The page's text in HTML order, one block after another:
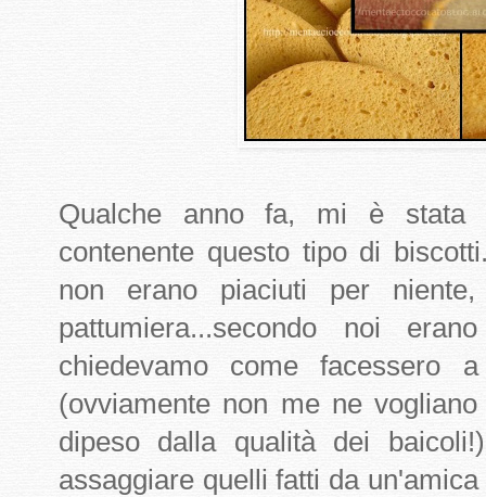
Qualche anno fa, mi è stata
contenente questo tipo di
non erano piaciuti per
pattumiera...secondo noi
chiedevamo come facessero
(ovviamente non me ne
dipeso dalla qualità dei
assaggiare quelli fatti da